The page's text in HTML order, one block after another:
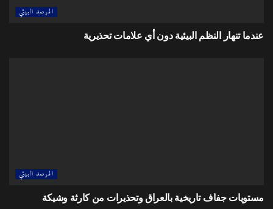
المرصد البيئي
عندما تنهار النظم البيئية دون أي علامات تحذيرية
المرصد البيئي
مستويات جفاف تاريخية بالعراق وتحذيرات من كارثة وشيكة